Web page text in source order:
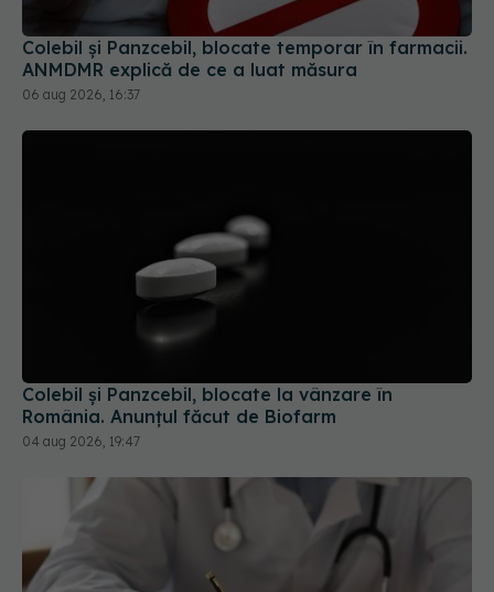
Colebil și Panzcebil, blocate temporar în farmacii.
ANMDMR explică de ce a luat măsura
06 aug 2026, 16:37
Colebil și Panzcebil, blocate la vânzare în
România. Anunțul făcut de Biofarm
04 aug 2026, 19:47